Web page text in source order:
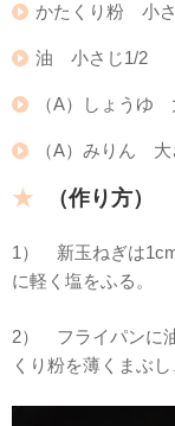
かたくり粉 小
油 小さじ1/2
（A）しょうゆ
（A）みりん 大
（作り方）
1） 新玉ねぎは
に軽く塩をふる。
2） フライパンに
くり粉を薄くまぶ